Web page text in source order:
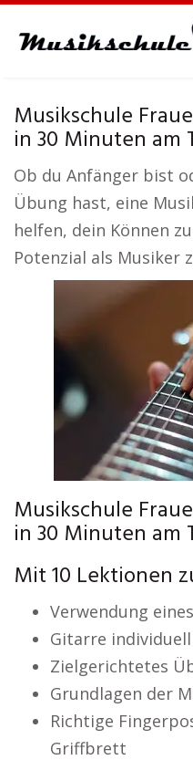
Musikschule
in 30 Minuten am
Ob du Anfänger bist
Übung hast, eine
helfen, dein Können
Potenzial als Musiker
Musikschule
in 30 Minuten am
Mit 10 Lektionen
Verwendung
Gitarre
Zielgerichtetes
Grundlagen der
Richtige
Griffbrett